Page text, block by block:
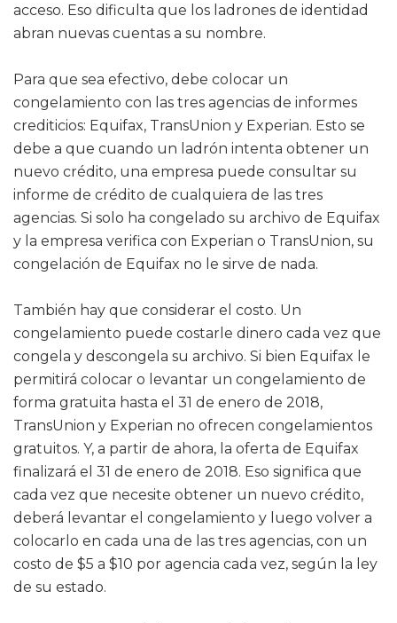
acceso. Eso dificulta que los ladrones de identidad
abran nuevas cuentas a su nombre.
Para que sea efectivo, debe colocar un
congelamiento con las tres agencias de informes
crediticios: Equifax, TransUnion y Experian. Esto se
debe a que cuando un ladrón intenta obtener un
nuevo crédito, una empresa puede consultar su
informe de crédito de cualquiera de las tres
agencias. Si solo ha congelado su archivo de Equifax
y la empresa verifica con Experian o TransUnion, su
congelación de Equifax no le sirve de nada.
También hay que considerar el costo. Un
congelamiento puede costarle dinero cada vez que
congela y descongela su archivo. Si bien Equifax le
permitirá colocar o levantar un congelamiento de
forma gratuita hasta el 31 de enero de 2018,
TransUnion y Experian no ofrecen congelamientos
gratuitos. Y, a partir de ahora, la oferta de Equifax
finalizará el 31 de enero de 2018. Eso significa que
cada vez que necesite obtener un nuevo crédito,
deberá levantar el congelamiento y luego volver a
colocarlo en cada una de las tres agencias, con un
costo de $5 a $10 por agencia cada vez, según la ley
de su estado.